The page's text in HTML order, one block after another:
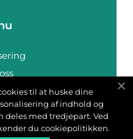
oss
til at huske dine
af indhold og
deles med tredjepart. Ved
du cookiepolitikken.